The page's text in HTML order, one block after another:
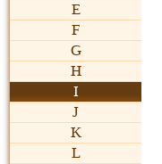
E
F
G
H
I
J
K
L